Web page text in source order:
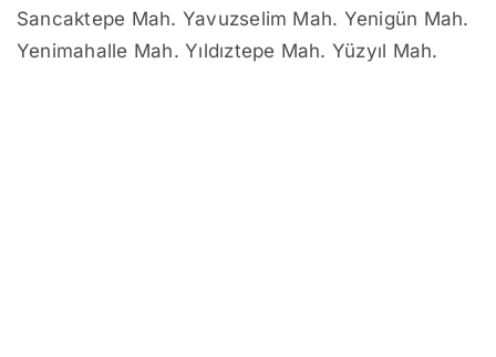
Sancaktepe Mah. Yavuzselim Mah. Yenigün Mah.
Yenimahalle Mah. Yıldıztepe Mah. Yüzyıl Mah.